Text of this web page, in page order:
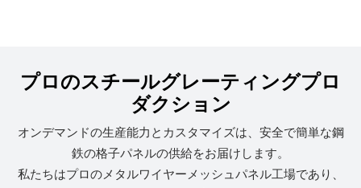
プロのスチールグレーティングプロ
ダクション
オンデマンドの生産能力とカスタマイズは、安全で簡単な鋼
鉄の格子パネルの供給をお届けします。
私たちはプロのメタルワイヤーメッシュパネル工場であり、